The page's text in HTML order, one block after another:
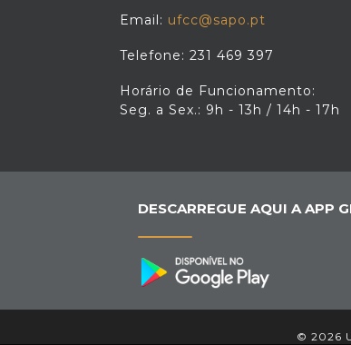
Email: ufcc@sapo.pt
Telefone: 231 469 397
Horário de Funcionamento:
Seg. a Sex.: 9h - 13h / 14h - 17h
DESCARREGUE AQUI A APP
© 2026